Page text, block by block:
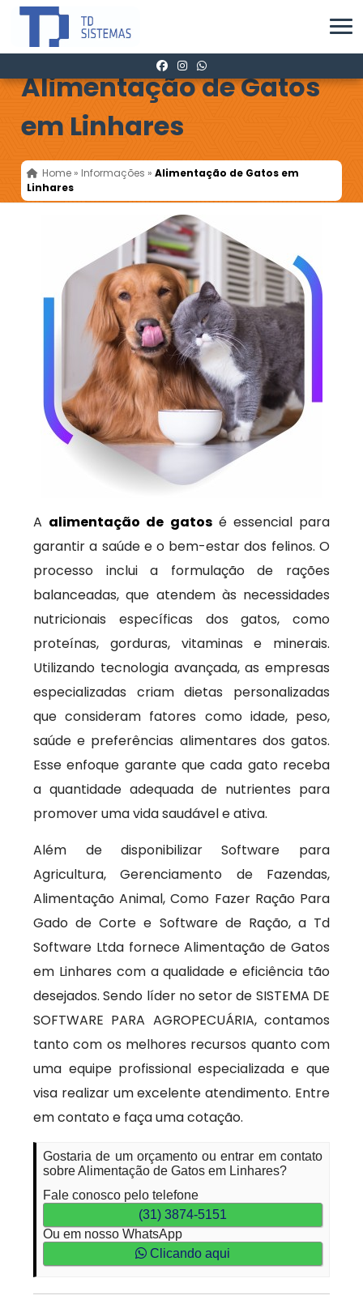
Alimentação de Gatos
em Linhares
Home » Informações »Alimentação de Gatos em
Linhares
A alimentação de gatosé essencial para
garantir a saúde e o bem-estar dos felinos. O
processo inclui a formulação de rações
balanceadas, que atendem às necessidades
nutricionais específicas dos gatos, como
proteínas, gorduras, vitaminas e minerais.
Utilizando tecnologia avançada, as empresas
especializadas criam dietas personalizadas
que consideram fatores como idade, peso,
saúde e preferências alimentares dos gatos.
Esse enfoque garante que cada gato receba
a quantidade adequada de nutrientes para
promover uma vida saudável e ativa.
Além de disponibilizar Software para
Agricultura, Gerenciamento de Fazendas,
Alimentação Animal, Como Fazer Ração Para
Gado de Corte e Software de Ração, a Td
Software Ltda fornece Alimentação de Gatos
em Linhares com a qualidade e eficiência tão
desejados. Sendo líder no setor de SISTEMA DE
SOFTWARE PARA AGROPECUÁRIA, contamos
tanto com os melhores recursos quanto com
uma equipe profissional especializada e que
visa realizar um excelente atendimento. Entre
em contato e faça uma cotação.
Gostaria de um orçamento ou entrar em contato
sobre Alimentação de Gatos em Linhares?
Fale conosco pelo telefone
(31) 3874-5151
Ou em nosso WhatsApp
Clicando aqui